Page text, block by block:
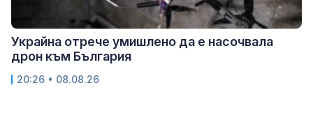
Украйна отрече умишлено да е насочвала
дрон към България
20:26 • 08.08.26